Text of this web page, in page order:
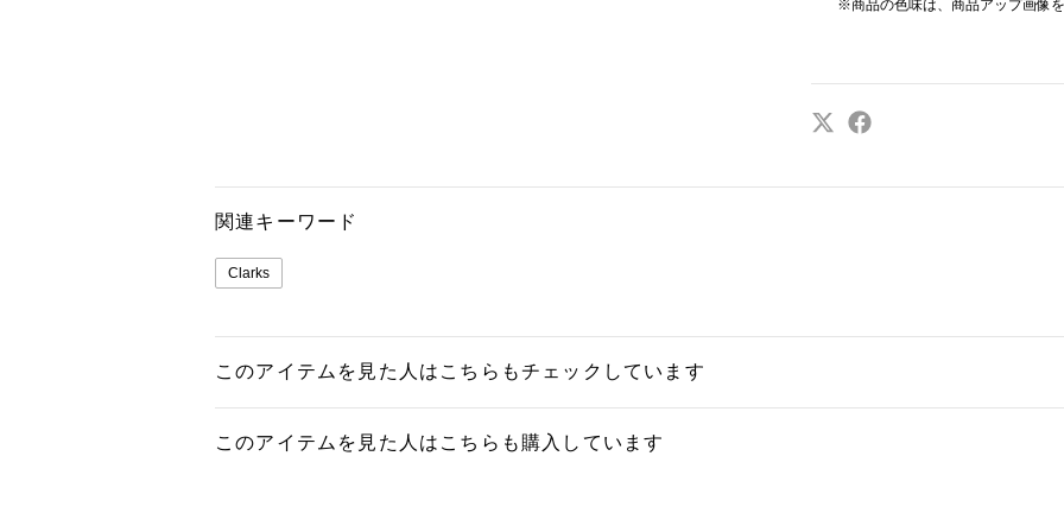
※商品の色味は、商品アップ画像を
関連キーワード
Clarks
このアイテムを見た人はこちらもチェックしています
このアイテムを見た人はこちらも購入しています